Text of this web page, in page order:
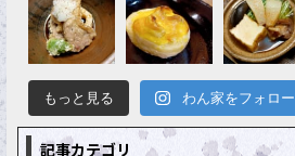
もっと見る わん家をフォロー
記事カテゴリ